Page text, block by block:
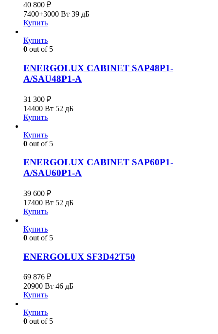
40 800 ₽
7400+3000 Вт 39 дБ
Купить
Купить
0 out of 5
ENERGOLUX CABINET SAP48P1-
A/SAU48P1-A
31 300 ₽
14400 Вт 52 дБ
Купить
Купить
0 out of 5
ENERGOLUX CABINET SAP60P1-
A/SAU60P1-A
39 600 ₽
17400 Вт 52 дБ
Купить
Купить
0 out of 5
ENERGOLUX SF3D42T50
69 876 ₽
20900 Вт 46 дБ
Купить
Купить
0 out of 5